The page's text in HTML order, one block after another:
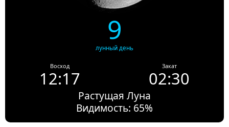
9
лунный день
Восход
12:17
Закат
02:30
Растущая Луна
Видимость: 65%